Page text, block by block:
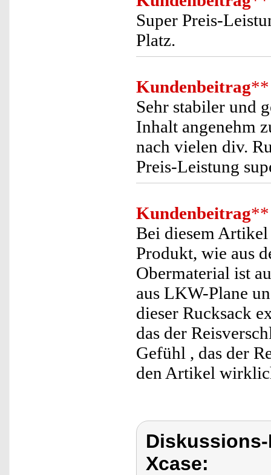
Super Preis-
Platz.
Kundenbeitrag**
Sehr stabiler und
Inhalt angenehm
nach vielen div.
Preis-Leistung
Kundenbeitrag**
Bei diesem
Produkt, wie aus
Obermaterial ist
aus LKW-Plane
dieser Rucksack
das der
Gefühl , das der
den Artikel
Xcase: